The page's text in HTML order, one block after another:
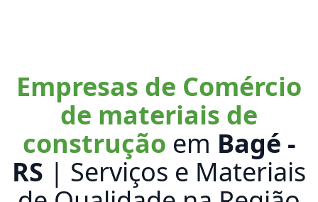
Empresas de Comércio
de materiais de
construção em Bagé -
RS | Serviços e Materiais